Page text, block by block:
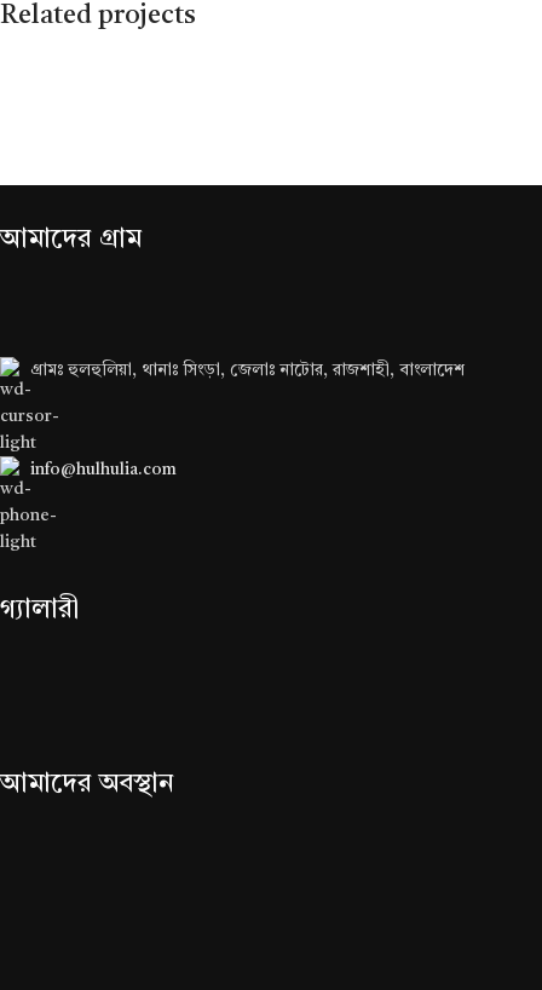
Related projects
আমাদের গ্রাম
গ্রামঃ হুলহুলিয়া, থানাঃ সিংড়া, জেলাঃ নাটোর, রাজশাহী, বাংলাদেশ
info@hulhulia.com
গ্যালারী
আমাদের অবস্থান